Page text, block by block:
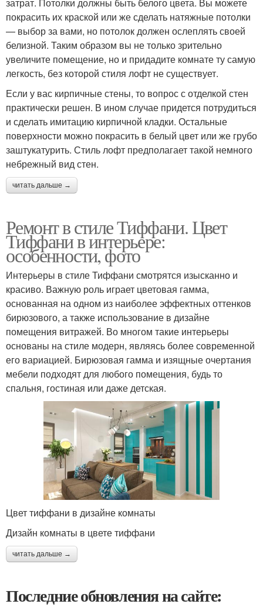
покрасить их краской или же сделать натяжные потолки
— выбор за вами, но потолок должен ослеплять своей
белизной. Таким образом вы не только зрительно
увеличите помещение, но и придадите комнате ту самую
легкость, без которой стиля лофт не существует.
Если у вас кирпичные стены, то вопрос с отделкой стен
практически решен. В ином случае придется потрудиться
и сделать имитацию кирпичной кладки. Остальные
поверхности можно покрасить в белый цвет или же грубо
заштукатурить. Стиль лофт предполагает такой немного
небрежный вид стен.
читать дальше →
Ремонт в стиле Тиффани. Цвет
Тиффани в интерьере:
особенности, фото
Интерьеры в стиле Тиффани смотрятся изысканно и
красиво. Важную роль играет цветовая гамма,
основанная на одном из наиболее эффектных оттенков
бирюзового, а также использование в дизайне
помещения витражей. Во многом такие интерьеры
основаны на стиле модерн, являясь более современной
его вариацией. Бирюзовая гамма и изящные очертания
мебели подходят для любого помещения, будь то
спальня, гостиная или даже детская.
Цвет тиффани в дизайне комнаты
Дизайн комнаты в цвете тиффани
читать дальше →
Последние обновления на сайте: